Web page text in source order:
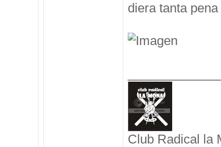
diera tanta
Club Radical la